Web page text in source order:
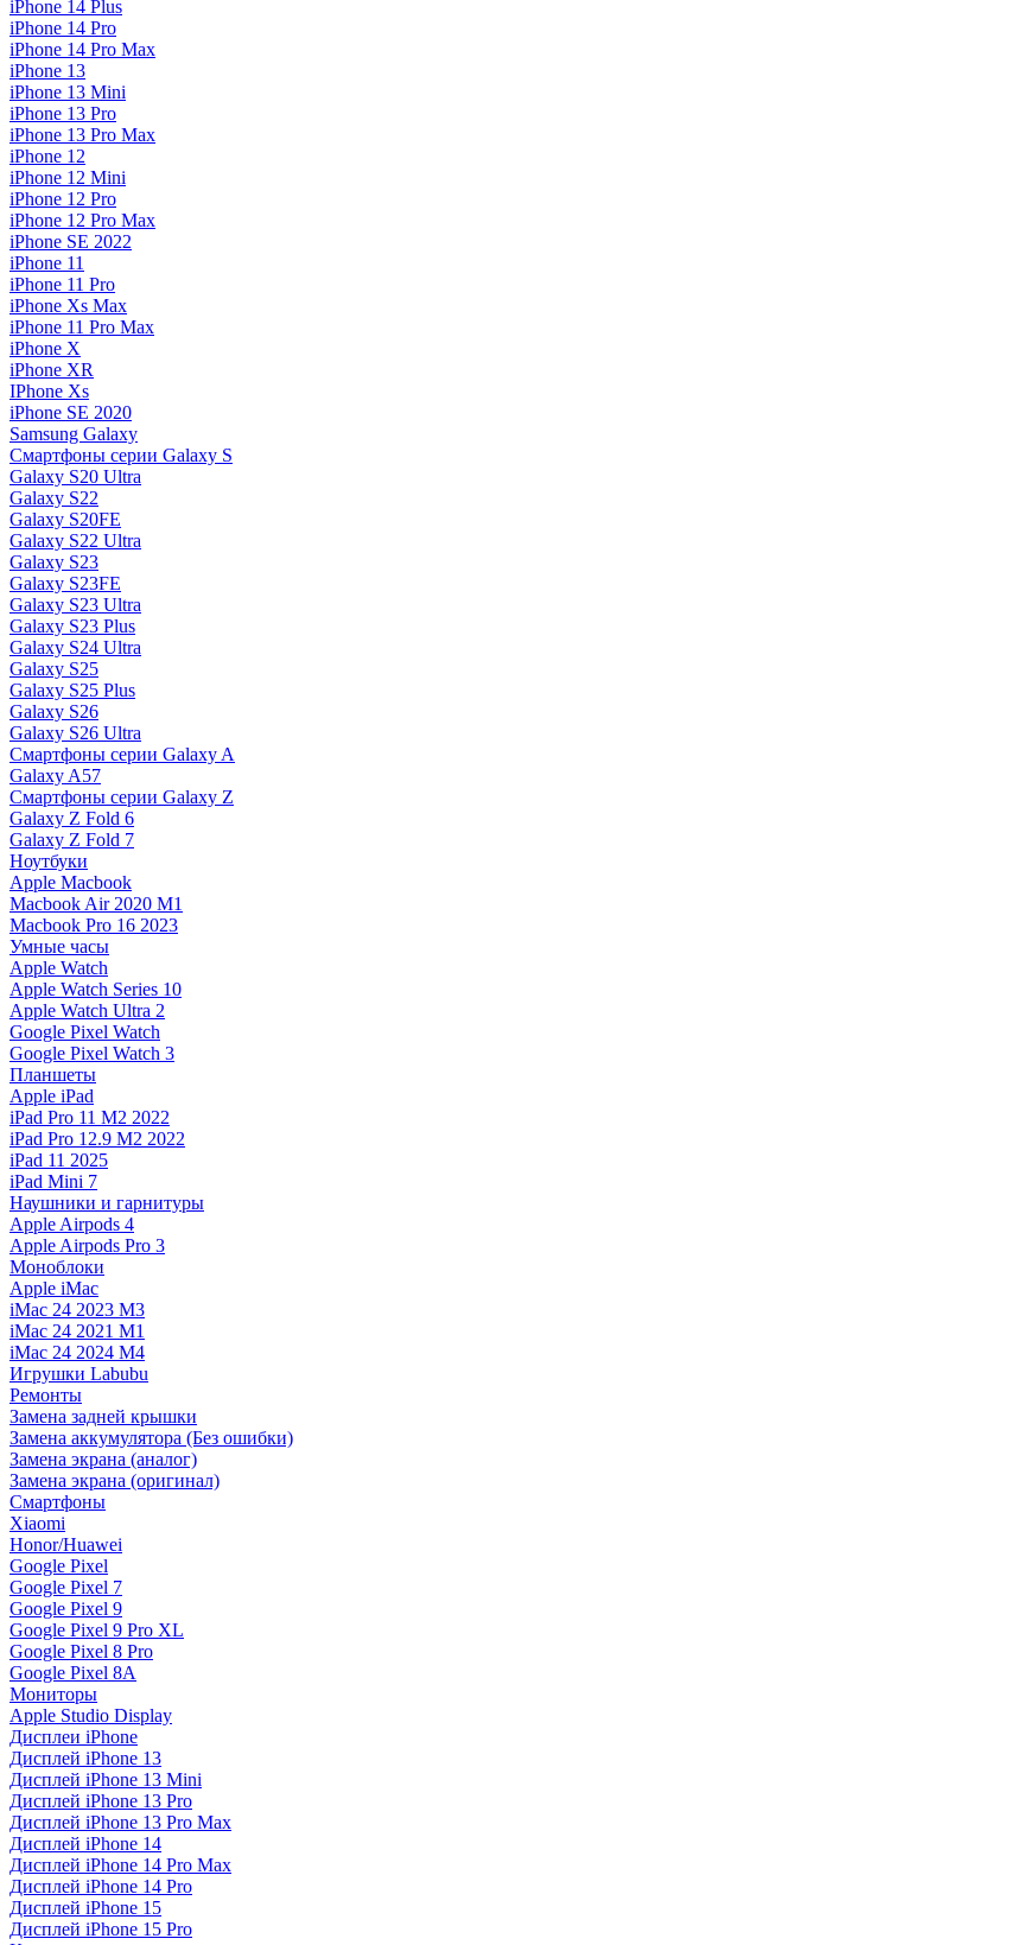
iPhone 14 Plus
iPhone 14 Pro
iPhone 14 Pro Max
iPhone 13
iPhone 13 Mini
iPhone 13 Pro
iPhone 13 Pro Max
iPhone 12
iPhone 12 Mini
iPhone 12 Pro
iPhone 12 Pro Max
iPhone SE 2022
iPhone 11
iPhone 11 Pro
iPhone Xs Max
iPhone 11 Pro Max
iPhone X
iPhone XR
IPhone Xs
iPhone SE 2020
Samsung Galaxy
Смартфоны серии Galaxy S
Galaxy S20 Ultra
Galaxy S22
Galaxy S20FE
Galaxy S22 Ultra
Galaxy S23
Galaxy S23FE
Galaxy S23 Ultra
Galaxy S23 Plus
Galaxy S24 Ultra
Galaxy S25
Galaxy S25 Plus
Galaxy S26
Galaxy S26 Ultra
Смартфоны серии Galaxy A
Galaxy A57
Смартфоны серии Galaxy Z
Galaxy Z Fold 6
Galaxy Z Fold 7
Ноутбуки
Apple Macbook
Macbook Air 2020 M1
Macbook Pro 16 2023
Умные часы
Apple Watch
Apple Watch Series 10
Apple Watch Ultra 2
Google Pixel Watch
Google Pixel Watch 3
Планшеты
Apple iPad
iPad Pro 11 M2 2022
iPad Pro 12.9 M2 2022
iPad 11 2025
iPad Mini 7
Наушники и гарнитуры
Apple Airpods 4
Apple Airpods Pro 3
Моноблоки
Apple iMac
iMac 24 2023 M3
iMac 24 2021 M1
iMac 24 2024 M4
Игрушки Labubu
Ремонты
Замена задней крышки
Замена аккумулятора (Без ошибки)
Замена экрана (аналог)
Замена экрана (оригинал)
Смартфоны
Xiaomi
Honor/Huawei
Google Pixel
Google Pixel 7
Google Pixel 9
Google Pixel 9 Pro XL
Google Pixel 8 Pro
Google Pixel 8A
Мониторы
Apple Studio Display
Дисплеи iPhone
Дисплей iPhone 13
Дисплей iPhone 13 Mini
Дисплей iPhone 13 Pro
Дисплей iPhone 13 Pro Max
Дисплей iPhone 14
Дисплей iPhone 14 Pro Max
Дисплей iPhone 14 Pro
Дисплей iPhone 15
Дисплей iPhone 15 Pro